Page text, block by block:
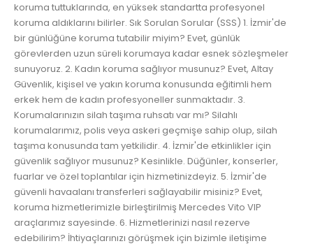
koruma tuttuklarında, en yüksek standartta profesyonel
koruma aldıklarını bilirler. Sık Sorulan Sorular (SSS) 1. İzmir'de
bir günlüğüne koruma tutabilir miyim? Evet, günlük
görevlerden uzun süreli korumaya kadar esnek sözleşmeler
sunuyoruz. 2. Kadın koruma sağlıyor musunuz? Evet, Altay
Güvenlik, kişisel ve yakın koruma konusunda eğitimli hem
erkek hem de kadın profesyoneller sunmaktadır. 3.
Korumalarınızın silah taşıma ruhsatı var mı? Silahlı
korumalarımız, polis veya askeri geçmişe sahip olup, silah
taşıma konusunda tam yetkilidir. 4. İzmir'de etkinlikler için
güvenlik sağlıyor musunuz? Kesinlikle. Düğünler, konserler,
fuarlar ve özel toplantılar için hizmetinizdeyiz. 5. İzmir'de
güvenli havaalanı transferleri sağlayabilir misiniz? Evet,
koruma hizmetlerimizle birleştirilmiş Mercedes Vito VIP
araçlarımız sayesinde. 6. Hizmetlerinizi nasıl rezerve
edebilirim? İhtiyaçlarınızı görüşmek için bizimle iletişime